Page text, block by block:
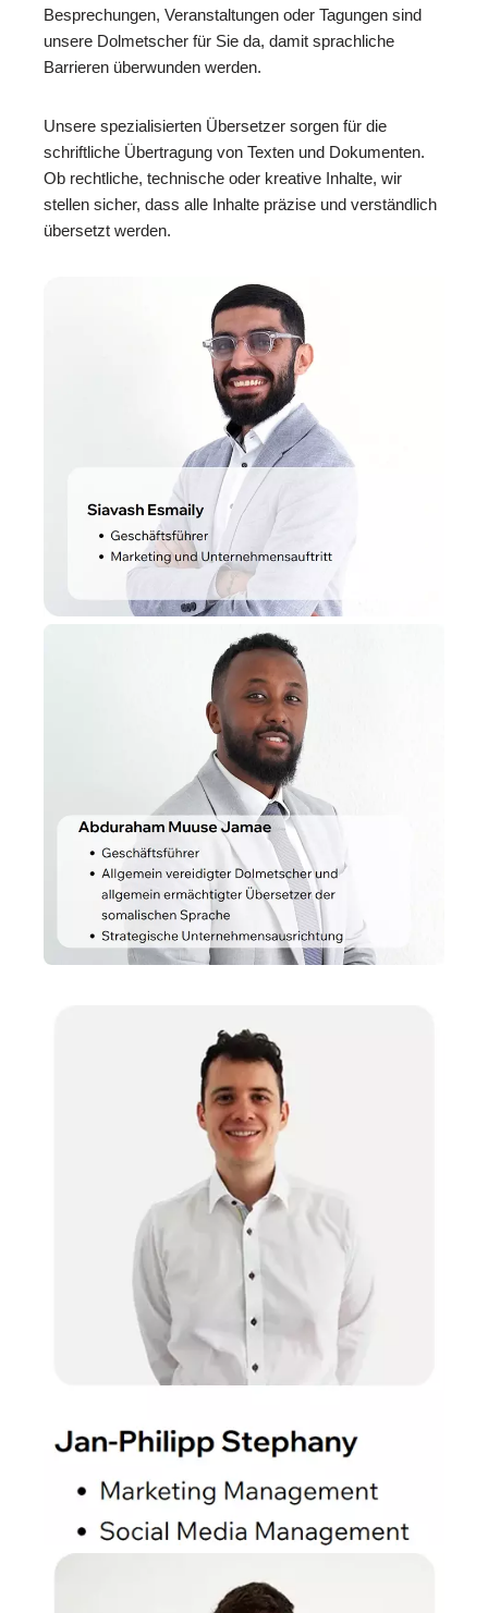
Besprechungen, Veranstaltungen oder Tagungen sind
unsere Dolmetscher für Sie da, damit sprachliche
Barrieren überwunden werden.
Unsere spezialisierten Übersetzer sorgen für die
schriftliche Übertragung von Texten und Dokumenten.
Ob rechtliche, technische oder kreative Inhalte, wir
stellen sicher, dass alle Inhalte präzise und verständlich
übersetzt werden.